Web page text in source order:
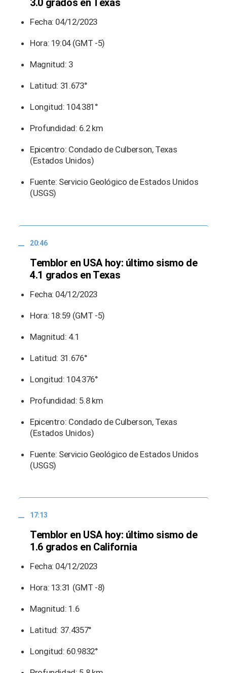
3.0 grados en Texas
Fecha: 04/12/2023
Hora: 19:04 (GMT -5)
Magnitud: 3
Latitud: 31.673°
Longitud: 104.381°
Profundidad: 6.2 km
Epicentro: Condado de Culberson, Texas
(Estados Unidos)
Fuente: Servicio Geológico de Estados Unidos
(USGS)
20:46
Temblor en USA hoy: último sismo de
4.1 grados en Texas
Fecha: 04/12/2023
Hora: 18:59 (GMT -5)
Magnitud: 4.1
Latitud: 31.676°
Longitud: 104.376°
Profundidad: 5.8 km
Epicentro: Condado de Culberson, Texas
(Estados Unidos)
Fuente: Servicio Geológico de Estados Unidos
(USGS)
17:13
Temblor en USA hoy: último sismo de
1.6 grados en California
Fecha: 04/12/2023
Hora: 13:31 (GMT -8)
Magnitud: 1.6
Latitud: 37.4357°
Longitud: 60.9832°